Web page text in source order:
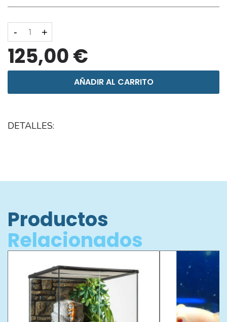
- +
125,00 €
AÑADIR AL CARRITO
DETALLES:
Productos
Relacionados